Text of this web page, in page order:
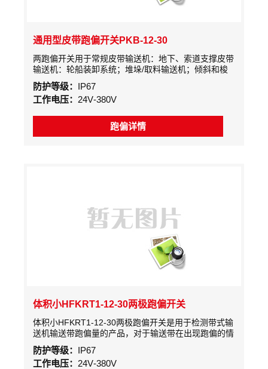
通用型皮带跑偏开关PKB-12-30
两跑偏开关用于常规皮带输送机：地下、索道支撑皮带
输送机：轮船装卸系统；堆垛/取料输送机；倾斜和梭
式输送机；起重机、挖掘机，起重臂限位：裙边给料
机/输送机：重型限开关检测胶带的跑偏量，是实现胶
带机控制的自动baojing和停机的保护装置。广泛用于
工等领域的各种带式输送设备。
防护等级： IP67
工作电压： 24V-380V
跑偏详情
体积小HFKRT1-12-30两极跑偏开关
体积小HFKRT1-12-30两极跑偏开关是用于检测带式输
送机输送带跑偏量的产品，对于输送带在出现跑偏的情
况下起到自动和停机的一种保护装置。 体积小
HFKRT1-12-30两极跑偏开关工作原理
防护等级： IP67
工作电压： 24V-380V